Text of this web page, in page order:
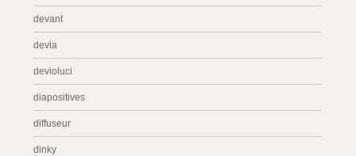
devant
devia
devioluci
diapositives
diffuseur
dinky